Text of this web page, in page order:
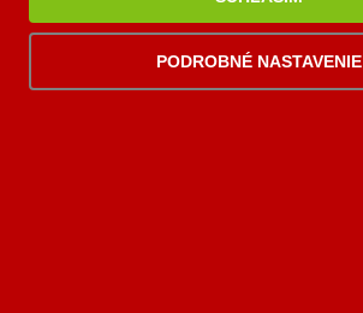
Komjatná 210
okr. Ružomberok, 034 96PODROBNÉ NASTAVENIE
Krbík
Inteligentný krbový asistent